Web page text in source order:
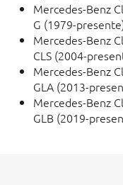
Mercedes-Benz
G (1979-
Mercedes-Benz
CLS (2004-
Mercedes-Benz
GLA (2013-
Mercedes-Benz
GLB (2019-